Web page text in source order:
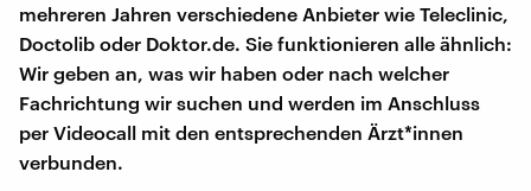
mehreren Jahren verschiedene Anbieter wie Teleclinic,
Doctolib oder Doktor.de. Sie funktionieren alle ähnlich:
Wir geben an, was wir haben oder nach welcher
Fachrichtung wir suchen und werden im Anschluss
per Videocall mit den entsprechenden Ärzt*innen
verbunden.